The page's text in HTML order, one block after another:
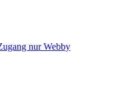
nur Webby